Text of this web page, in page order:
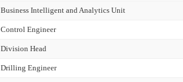
Business Intelligent and Analytics Unit
Control Engineer
Division Head
Drilling Engineer